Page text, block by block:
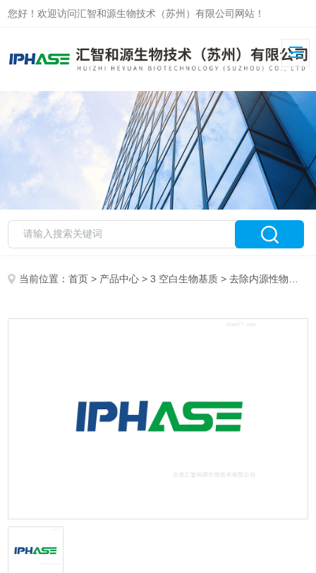
您好！欢迎访问汇智和源生物技术（苏州）有限公司网站！
当前位置：首页 > 产品中心 >3 空白生物基质 >去除内源性物质血清血浆